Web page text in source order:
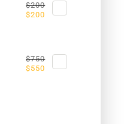
$200
$200
$750
$550